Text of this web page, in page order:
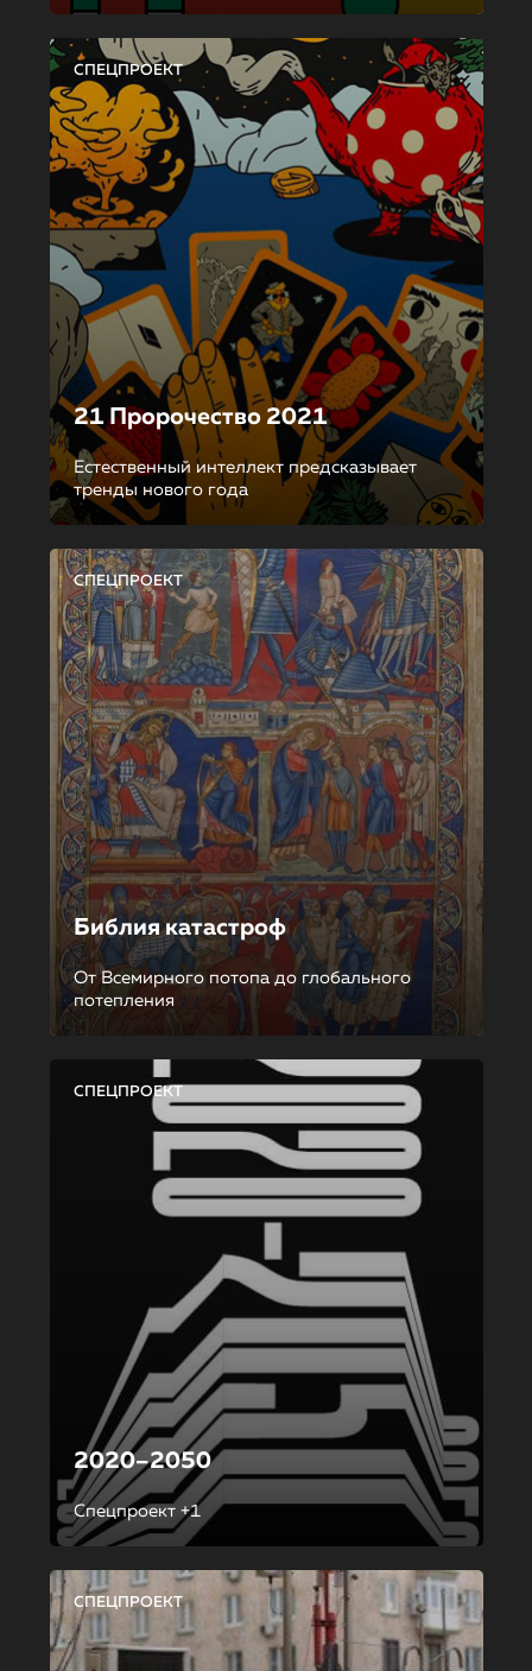
СПЕЦПРОЕКТ
21 Пророчество 2021
Естественный интеллект предсказывает
тренды нового года
СПЕЦПРОЕКТ
Библия катастроф
От Всемирного потопа до глобального
потепления
СПЕЦПРОЕКТ
2020–2050
Спецпроект +1
СПЕЦПРОЕКТ